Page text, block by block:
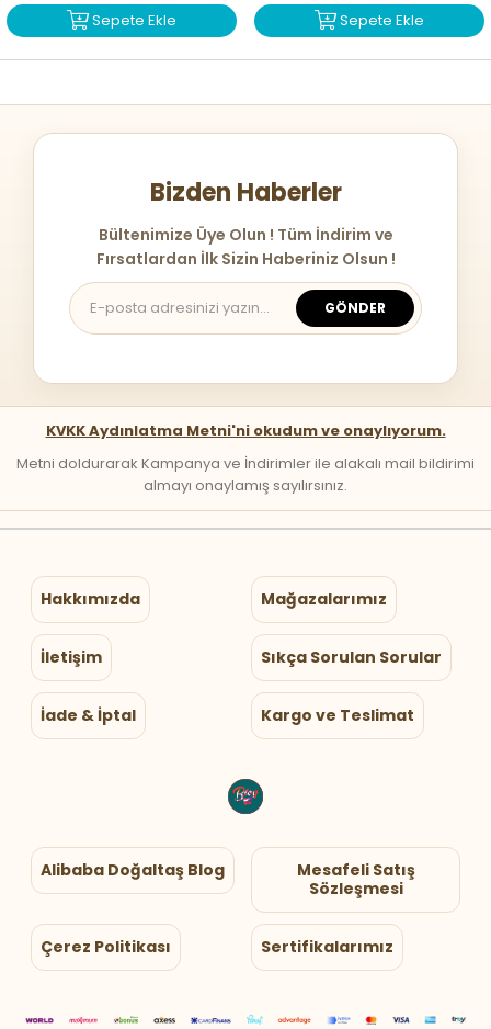
Sepete Ekle Sepete Ekle
Bizden Haberler
Bültenimize Üye Olun ! Tüm İndirim ve
Fırsatlardan İlk Sizin Haberiniz Olsun !
GÖNDER
KVKK Aydınlatma Metni'ni okudum ve onaylıyorum.
Metni doldurarak Kampanya ve İndirimler ile alakalı mail bildirimi
almayı onaylamış sayılırsınız.
Hakkımızda Mağazalarımız
İletişim Sıkça Sorulan Sorular
İade & İptal Kargo ve Teslimat
Alibaba Doğaltaş Blog
Mesafeli Satış
Sözleşmesi
Çerez Politikası Sertifikalarımız